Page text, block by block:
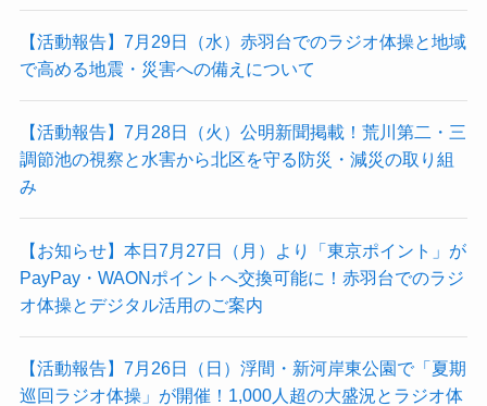
【活動報告】7月29日（水）赤羽台でのラジオ体操と地域
で高める地震・災害への備えについて
【活動報告】7月28日（火）公明新聞掲載！荒川第二・三
調節池の視察と水害から北区を守る防災・減災の取り組
み
【お知らせ】本日7月27日（月）より「東京ポイント」が
PayPay・WAONポイントへ交換可能に！赤羽台でのラジ
オ体操とデジタル活用のご案内
【活動報告】7月26日（日）浮間・新河岸東公園で「夏期
巡回ラジオ体操」が開催！1,000人超の大盛況とラジオ体